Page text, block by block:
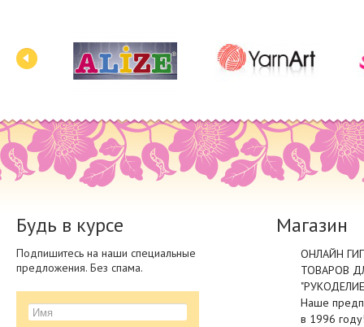
Будь в курсе
Подпишитесь на наши специальные
предложения. Без спама.
Магазин
ОНЛАЙН
ТОВАРОВ
Наше
в 1996